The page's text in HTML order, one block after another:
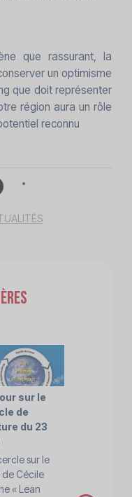
que rassurant, la
un optimisme
que doit représenter
région aura un rôle
reconnu
sur le
de
du 23
sur le
de Cécile
« Lean